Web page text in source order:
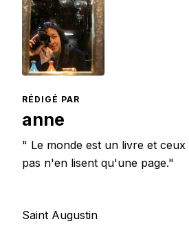
RÉDIGÉ PAR
anne
" Le monde est un livre et
pas n'en lisent qu'une page."
Saint Augustin